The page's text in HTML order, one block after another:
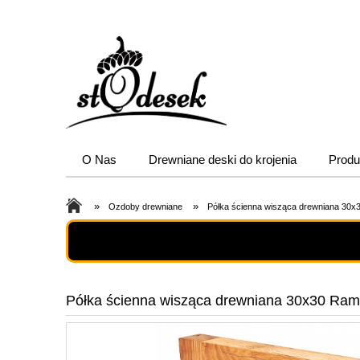
O Nas Drewniane deski do krojenia
» Ozdoby drewniane » Półka ścienna wisząca drewniana
Półka ścienna wisząca drewniana 30x30